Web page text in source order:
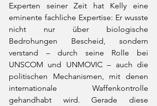
Experten seiner Zeit hat Kelly eine
eminente fachliche Expertise: Er wusste
nicht nur über biologische
Bedrohungen Bescheid, sondern
verstand – durch seine Rolle bei
UNSCOM und UNMOVIC – auch die
politischen Mechanismen, mit denen
internationale Waffenkontrolle
gehandhabt wird. Gerade diese